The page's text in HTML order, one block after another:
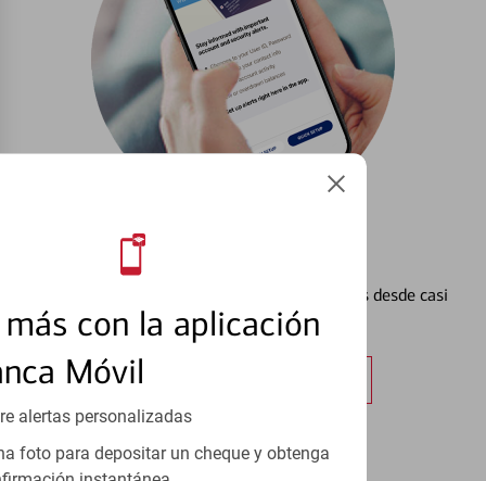
con la aplicación
Móvil
alertas personalizadas
foto para depositar un cheque y obtenga
Vea cómo mantener el control de sus finanzas desde casi
cualquier lugar.
Obtener más información